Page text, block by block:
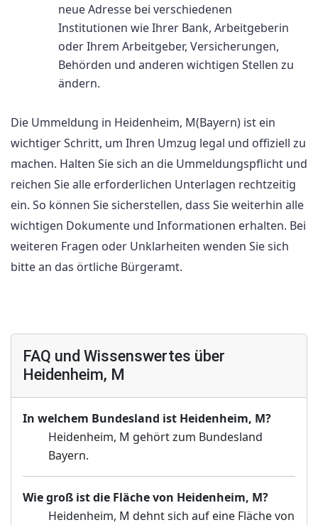
neue Adresse bei verschiedenen
Institutionen wie Ihrer Bank, Arbeitgeberin
oder Ihrem Arbeitgeber, Versicherungen,
Behörden und anderen wichtigen Stellen zu
ändern.
Die Ummeldung in Heidenheim, M(Bayern) ist ein
wichtiger Schritt, um Ihren Umzug legal und offiziell zu
machen. Halten Sie sich an die Ummeldungspflicht und
reichen Sie alle erforderlichen Unterlagen rechtzeitig
ein. So können Sie sicherstellen, dass Sie weiterhin alle
wichtigen Dokumente und Informationen erhalten. Bei
weiteren Fragen oder Unklarheiten wenden Sie sich
bitte an das örtliche Bürgeramt.
FAQ und Wissenswertes über
Heidenheim, M
In welchem Bundesland ist Heidenheim, M?
Heidenheim, M gehört zum Bundesland
Bayern.
Wie groß ist die Fläche von Heidenheim, M?
Heidenheim, M dehnt sich auf eine Fläche von